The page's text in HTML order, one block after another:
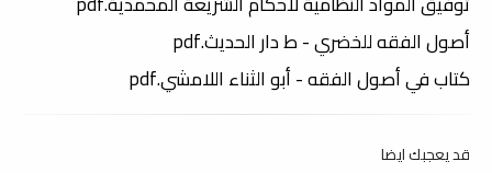
أصول الفقه للخضري - ط دار الحديث.pdf
كتاب في أصول الفقه - أبو الثناء اللامشي.pdf
قد يعجبك ايضا